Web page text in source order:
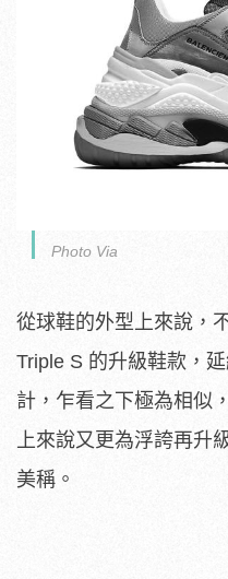
Photo Via
從球鞋的外型上來說，
Triple S 的升級鞋款，
計，乍看之下極為相似
上來說又更為浮誇再升
美稱。